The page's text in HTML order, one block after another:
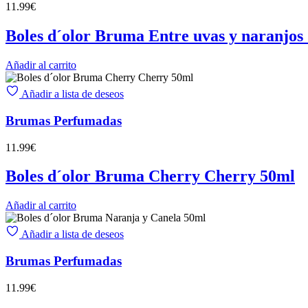
11.99€
Boles d´olor Bruma Entre uvas y naranjos
Añadir al carrito
Añadir a lista de deseos
Brumas Perfumadas
11.99€
Boles d´olor Bruma Cherry Cherry 50ml
Añadir al carrito
Añadir a lista de deseos
Brumas Perfumadas
11.99€